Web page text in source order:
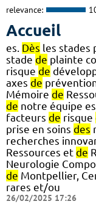
relevance:
Accueil
es. Dès les stades
stade de plainte
risque de
axes de
Mémoire de
de notre équipe
facteurs de risque
prise en soins des
recherches
Ressources et de
Neurologie
de Montpellier,
rares et/ou
26/02/2025 17:26